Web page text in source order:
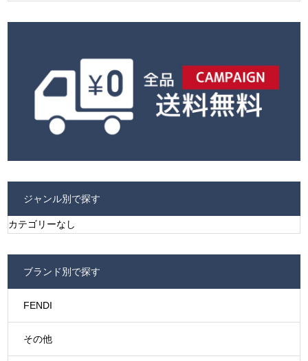
ジャンル別で探す
カテゴリーなし
ブランド別で探す
FENDI
その他